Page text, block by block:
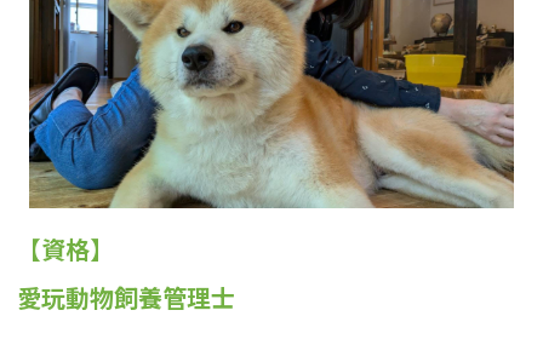
【資格】
愛玩動物飼養管理士